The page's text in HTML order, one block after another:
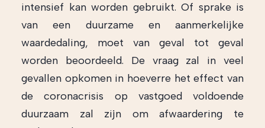
intensief kan worden gebruikt. Of sprake is
van een duurzame en aanmerkelijke
waardedaling, moet van geval tot geval
worden beoordeeld. De vraag zal in veel
gevallen opkomen in hoeverre het effect van
de coronacrisis op vastgoed voldoende
duurzaam zal zijn om afwaardering te